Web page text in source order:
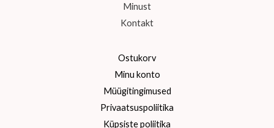
Minust
Kontakt
Ostukorv
Minu konto
Müügitingimused
Privaatsuspoliitika
Küpsiste poliitika